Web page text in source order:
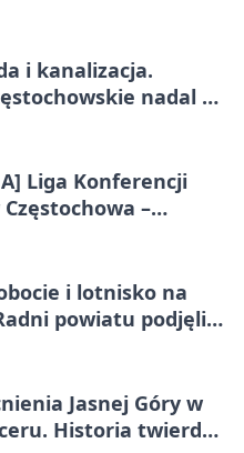
i kanalizacja.
nadal w
Liga Konferencji
Częstochowa –
eliminacji
i lotnisko na
powiatu podjęli
Jasnej Góry w
Historia twierdzy